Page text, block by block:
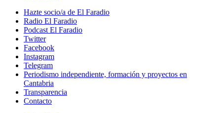
Hazte socio/a de El Faradio
Radio El Faradio
Podcast El Faradio
Twitter
Facebook
Instagram
Telegram
Periodismo independiente, formación y proyectos en
Cantabria
Transparencia
Contacto